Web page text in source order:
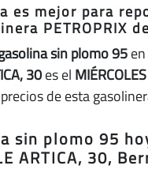
es mejor para
PETROPRIX
sin plomo 95
30es el MIÉRCOLES
de esta
sin plomo 95
ARTICA, 30,